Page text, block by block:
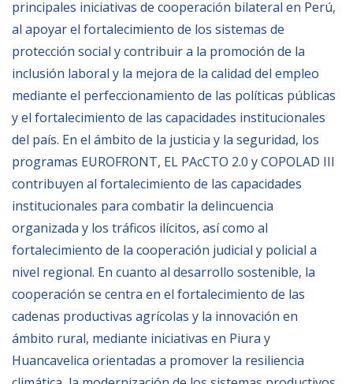
Audios
BIBLIOTECA
Biblioteca
Publicaciones
OPORTUNIDADES
Convocatorias
Becas
Alta Formación
Para las empresas
Registro de proveedores
Contratos/Acuerdos/Grant
principales iniciativas de cooperación bilateral en Perú,
al apoyar el fortalecimiento de los sistemas de
protección social y contribuir a la promoción de la
inclusión laboral y la mejora de la calidad del empleo
mediante el perfeccionamiento de las políticas públicas
y el fortalecimiento de las capacidades institucionales
del país. En el ámbito de la justicia y la seguridad, los
programas EUROFRONT, EL PAcCTO 2.0 y COPOLAD III
contribuyen al fortalecimiento de las capacidades
institucionales para combatir la delincuencia
organizada y los tráficos ilícitos, así como al
fortalecimiento de la cooperación judicial y policial a
nivel regional. En cuanto al desarrollo sostenible, la
cooperación se centra en el fortalecimiento de las
cadenas productivas agrícolas y la innovación en
mbito rural, mediante iniciativas en Piura y
Huancavelica orientadas a promover la resiliencia